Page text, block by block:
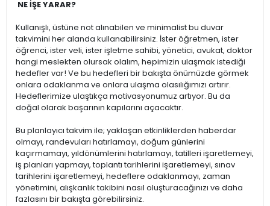
NE İŞE YARAR?
Kullanışlı, üstüne not alınabilen ve minimalist bu duvar
takvimini her alanda kullanabilirsiniz. İster öğretmen, ister
öğrenci, ister veli, ister işletme sahibi, yönetici, avukat, doktor
hangi meslekten olursak olalım, hepimizin ulaşmak istediği
hedefler var! Ve bu hedefleri bir bakışta önümüzde görmek
onlara odaklanma ve onlara ulaşma olasılığımızı artırır.
Hedeflerimize ulaştıkça motivasyonumuz artıyor. Bu da
doğal olarak başarının kapılarını açacaktır.
Bu planlayıcı takvim ile; yaklaşan etkinliklerden haberdar
olmayı, randevuları hatırlamayı, doğum günlerini
kaçırmamayı, yıldönümlerini hatırlamayı, tatilleri işaretlemeyi,
iş planları yapmayı, toplantı tarihlerini işaretlemeyi, sınav
tarihlerini işaretlemeyi, hedeflere odaklanmayı, zaman
yönetimini, alışkanlık takibini nasıl oluşturacağınızı ve daha
fazlasını bir bakışta görebilirsiniz.